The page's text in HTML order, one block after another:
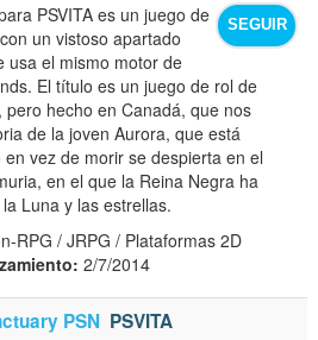
SEGUIR
PSVITA es un juego de
un vistoso apartado
usa el mismo motor de
El título es un juego de rol de
pero hecho en Canadá, que nos
de la joven Aurora, que está
vez de morir se despierta en el
en el que la Reina Negra ha
Luna y las estrellas.
RPG / JRPG / Plataformas 2D
2/7/2014
PSN PSVITA